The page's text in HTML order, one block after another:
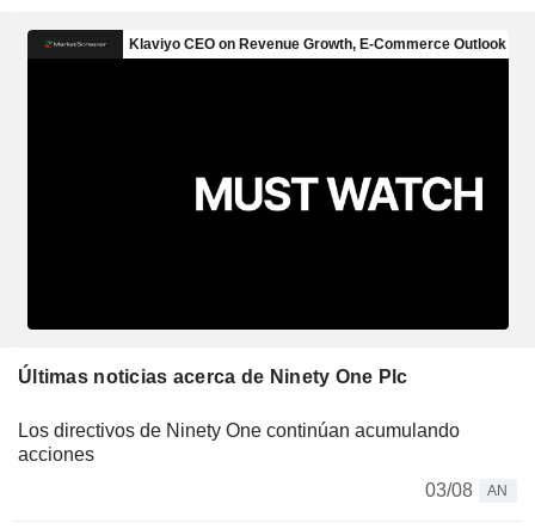
Últimas noticias acerca de Ninety One Plc
Los directivos de Ninety One continúan acumulando
acciones
03/08
AN